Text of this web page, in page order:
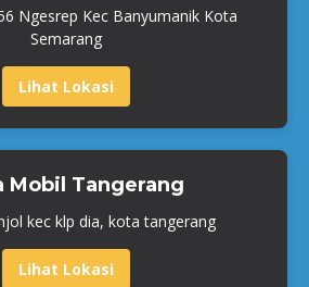
Ngesrep Kec Banyumanik Kota
Semarang
Lihat Lokasi
Mobil Tangerang
kec klp dia, kota tangerang
Lihat Lokasi